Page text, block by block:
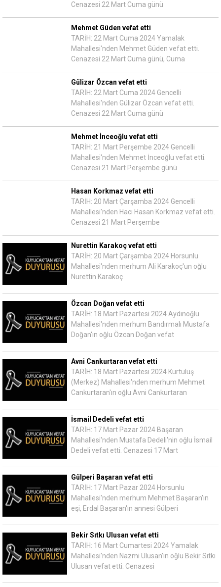
Cenazesi 22 Mart Cuma günü
Mehmet Güden vefat etti
TARİH: 22 Mart Cuma 2024 Yamalak
Mahallesi'nden Mehmet Güden vefat etti.
Cenazesi 22 Mart Cuma günü, Cuma
Gülizar Özcan vefat etti
TARİH: 22 Mart Cuma 2024 Gencelli
Mahallesi'nden Gülizar Özcan vefat etti.
Cenazesi 22 Mart Cuma günü
Mehmet İnceoğlu vefat etti
TARİH: 21 Mart Perşembe 2024 Gencelli
Mahallesi'nden Mehmet İnceoğlu vefat etti.
Cenazesi 21 Mart Perşembe günü
Hasan Korkmaz vefat etti
TARİH: 20 Mart Çarşamba 2024 Gencelli
Mahallesi'nden Hacı Hasan Korkmaz vefat etti.
Cenazesi 21 Mart Perşembe
Nurettin Karakoç vefat etti
TARİH: 20 Mart Çarşamba 2024 Horsunlu
Mahallesi'nden merhum Ali Karakoç'un oğlu
Nurettin Karakoç
Özcan Doğan vefat etti
TARİH: 18 Mart Pazartesi 2024 Aydınoğlu
Mahallesi'nden merhum Bandırmalı Mustafa
Doğan'ın oğlu Özcan Doğan vefat
Avni Cankurtaran vefat etti
TARİH: 18 Mart Pazartesi 2024 Kurtuluş
(Merkez) Mahallesi'nden merhum Mehmet
Cankurtaran'ın oğlu Avni Cankurtaran
İsmail Dedeli vefat etti
TARİH: 17 Mart Pazar 2024 Başaran
Mahallesi'nden Mustafa Dedeli'nin oğlu İsmail
Dedeli vefat etti. Cenazesi 17 Mart
Gülperi Başaran vefat etti
TARİH: 17 Mart Pazar 2024 Horsunlu
Mahallesi'nden merhum Mehmet Başaran'ın
eşi, Erdal Başaran'ın annesi Gülperi
Bekir Sıtkı Ulusan vefat etti
TARİH: 16 Mart Cumartesi 2024 Yamalak
Mahallesi'nden Nazmi Ulusan'ın oğlu Bekir Sıtkı
Ulusan vefat etti. Cenazesi